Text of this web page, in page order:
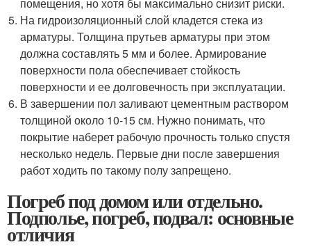
На гидроизоляционный слой кладется стека из
арматуры. Толщина прутьев арматуры при этом
должна составлять 5 мм и более. Армирование
поверхности пола обеспечивает стойкость
поверхности и ее долговечность при эксплуатации.
В завершении пол заливают цементным раствором
толщиной около 10-15 см. Нужно понимать, что
покрытие наберет рабочую прочность только спустя
несколько недель. Первые дни после завершения
работ ходить по такому полу запрещено.
Погреб под домом или отдельно.
Подполье, погреб, подвал: основные
отличия